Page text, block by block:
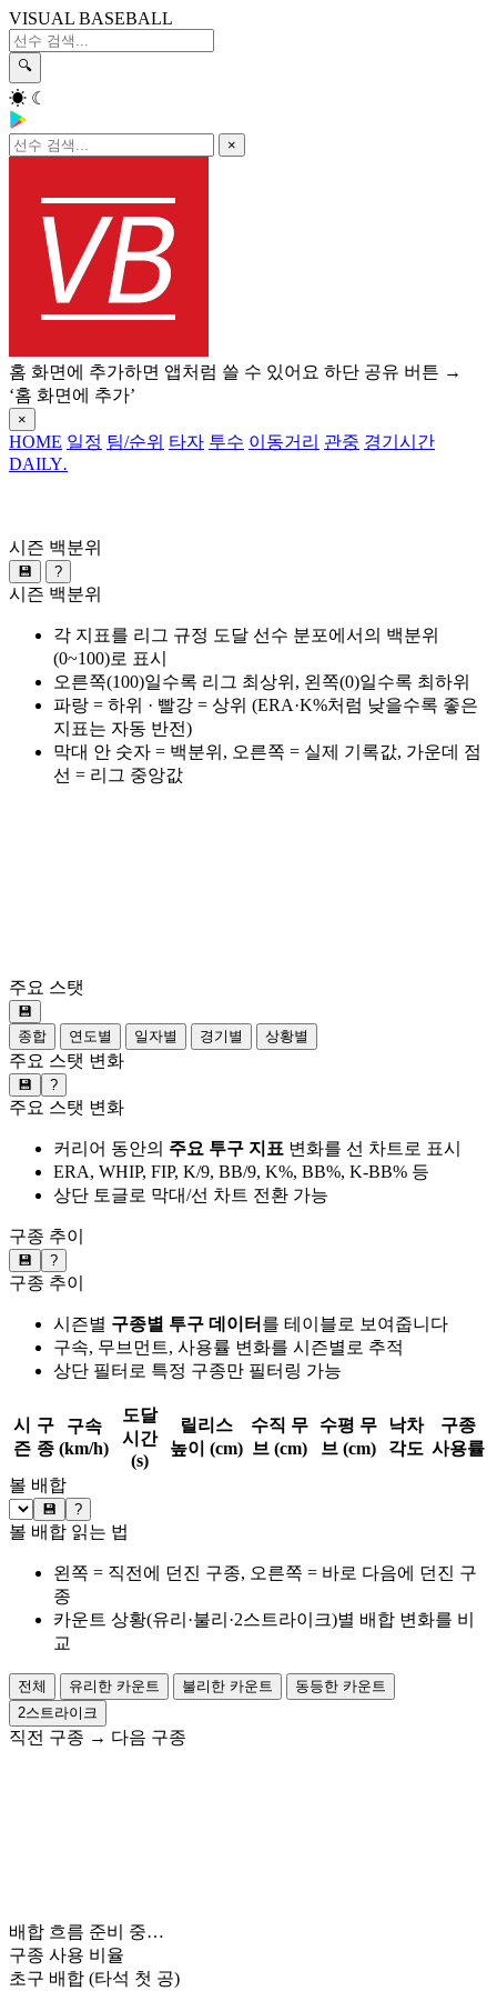
VISUAL BASEBALL
🔍
☀ ☾
×
홈 화면에 추가하면 앱처럼 쓸 수 있어요 하단 공유 버튼 →
‘홈 화면에 추가’
×
HOME 일정 팀/순위 타자 투수 이동거리 관중 경기시간
DAILY.
시즌 백분위
💾 ?
시즌 백분위
각 지표를 리그 규정 도달 선수 분포에서의 백분위
(0~100)로 표시
오른쪽(100)일수록 리그 최상위, 왼쪽(0)일수록 최하위
파랑 = 하위 · 빨강 = 상위 (ERA·K%처럼 낮을수록 좋은
지표는 자동 반전)
막대 안 숫자 = 백분위, 오른쪽 = 실제 기록값, 가운데 점
선 = 리그 중앙값
주요 스탯
💾
종합
연도별 일자별 경기별 상황별
주요 스탯 변화
💾 ?
주요 스탯 변화
커리어 동안의 주요 투구 지표 변화를 선 차트로 표시
ERA, WHIP, FIP, K/9, BB/9, K%, BB%, K-BB% 등
상단 토글로 막대/선 차트 전환 가능
구종 추이
💾 ?
구종 추이
시즌별 구종별 투구 데이터 를 테이블로 보여줍니다
구속, 무브먼트, 사용률 변화를 시즌별로 추적
상단 필터로 특정 구종만 필터링 가능
시
즌
구
종
구속
(km/h)
도달
시간
(s)
릴리스
높이 (cm)
수직 무
브 (cm)
수평 무
브 (cm)
낙차
각도
구종
사용률
볼 배합
💾 ?
볼 배합 읽는 법
왼쪽 = 직전에 던진 구종, 오른쪽 = 바로 다음에 던진 구
종
카운트 상황(유리·불리·2스트라이크)별 배합 변화를 비
교
전체 유리한 카운트 불리한 카운트
동등한 카운트
2스트라이크
직전 구종 → 다음 구종
배합 흐름 준비 중…
구종 사용 비율
초구 배합 (타석 첫 공)